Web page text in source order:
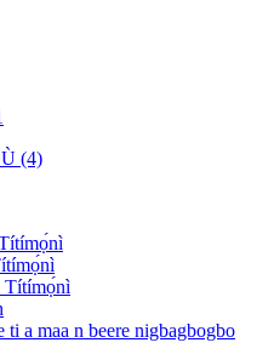
Títímọ́nì
ti a maa n beere nigbagbogbo